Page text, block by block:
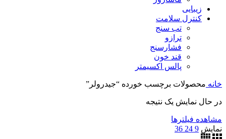
زیبایی
کنترل سلامت
تب سنج
ترازو
فشارسنج
قند خون
پالس اکسیمتر
خانه محصولات برچسب خورده “جیدرولر”
در حال نمایش یک نتیجه
مشاهده فیلترها
نمایش 9
24
36